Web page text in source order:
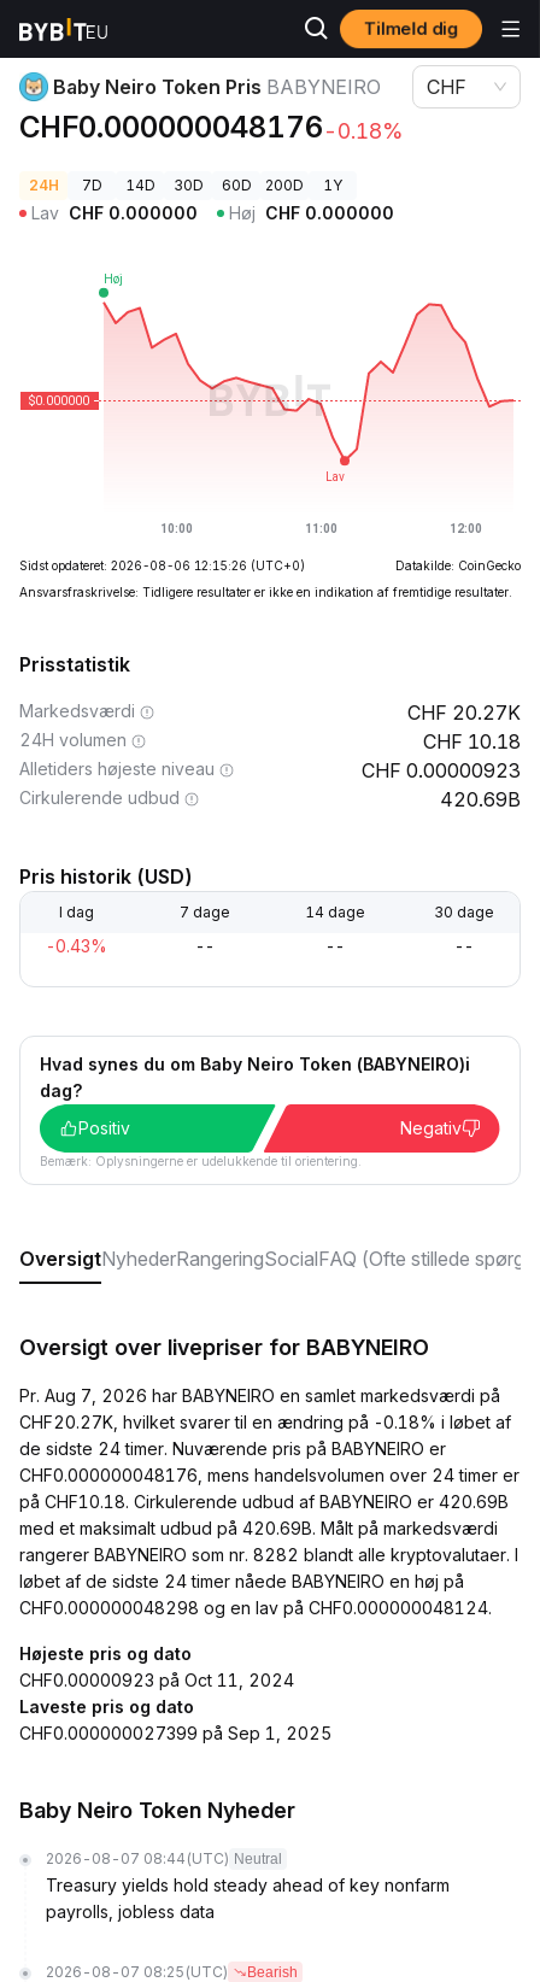
Tilmeld dig
Kryptopriser Baby Neiro Token Pris BABYNEIRO
Baby Neiro Token Pris BABYNEIRO
CHF0.000000048176-0.18%
CHF
24H 7D 14D 30D 60D 200D 1Y
Lav CHF 0.000000 Høj CHF 0.000000
Sidst opdateret: 2026-08-06 12:15:26 (UTC+0)
Datakilde: CoinGecko
Ansvarsfraskrivelse: Tidligere resultater er ikke en indikation af fremtidige resultater.
Prisstatistik
Markedsværdi 20.27K
24H volumen 10.18
Alletiders højeste niveau 0.00000923
Cirkulerende udbud 420.69B
Pris historik (USD)
I dag 7 dage 14 dage 30 dage
-0.43% -- -- --
Hvad synes du om Baby Neiro Token (BABYNEIRO)i
dag?
Positiv
Negativ
Bemærk: Oplysningerne er udelukkende til orientering.
OversigtNyhederRangeringSocialFAQ (Ofte stillede
Oversigt over livepriser for BABYNEIRO
Pr. Aug 7, 2026 har BABYNEIRO en samlet markedsværdi på
CHF20.27K, hvilket svarer til en ændring på -0.18% i løbet af
de sidste 24 timer. Nuværende pris på BABYNEIRO er
CHF0.000000048176, mens handelsvolumen over 24 timer er
på CHF10.18. Cirkulerende udbud af BABYNEIRO er 420.69B
med et maksimalt udbud på 420.69B. Målt på markedsværdi
rangerer BABYNEIRO som nr. 8282 blandt alle kryptovalutaer. I
løbet af de sidste 24 timer nåede BABYNEIRO en høj på
CHF0.000000048298 og en lav på CHF0.000000048124.
Højeste pris og dato
CHF0.00000923 på Oct 11, 2024
Laveste pris og dato
CHF0.000000027399 på Sep 1, 2025
Baby Neiro Token Nyheder
2026-08-07 08:44 (UTC) Neutral
Treasury yields hold steady ahead of key nonfarm
payrolls, jobless data
2026-08-07 08:25 (UTC) Bearish